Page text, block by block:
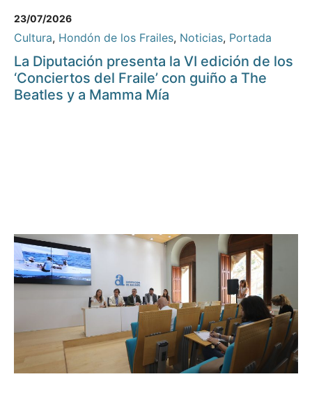
23/07/2026
Cultura, Hondón de los Frailes, Noticias, Portada
La Diputación presenta la VI edición de los
‘Conciertos del Fraile’ con guiño a The
Beatles y a Mamma Mía